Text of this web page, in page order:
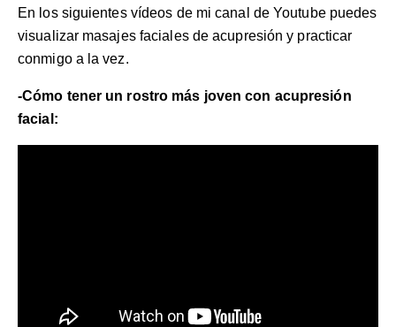
En los siguientes vídeos de mi canal de Youtube puedes
visualizar masajes faciales de acupresión y practicar
conmigo a la vez.
-Cómo tener un rostro más joven con acupresión
facial: